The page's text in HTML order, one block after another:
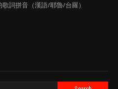
詞拼音（漢語/耶魯/台羅）